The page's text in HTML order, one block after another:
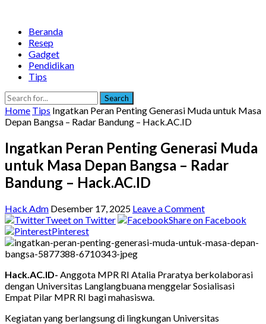
Beranda
Resep
Gadget
Pendidikan
Tips
Search
Home Tips Ingatkan Peran Penting Generasi Muda untuk Masa
Depan Bangsa – Radar Bandung – Hack.AC.ID
Ingatkan Peran Penting Generasi Muda
untuk Masa Depan Bangsa – Radar
Bandung – Hack.AC.ID
Hack Adm Desember 17, 2025 Leave a Comment
Tweet on Twitter
Share on Facebook
Pinterest
Hack.AC.ID- Anggota MPR RI Atalia Praratya berkolaborasi
dengan Universitas Langlangbuana menggelar Sosialisasi
Empat Pilar MPR RI bagi mahasiswa.
Kegiatan yang berlangsung di lingkungan Universitas